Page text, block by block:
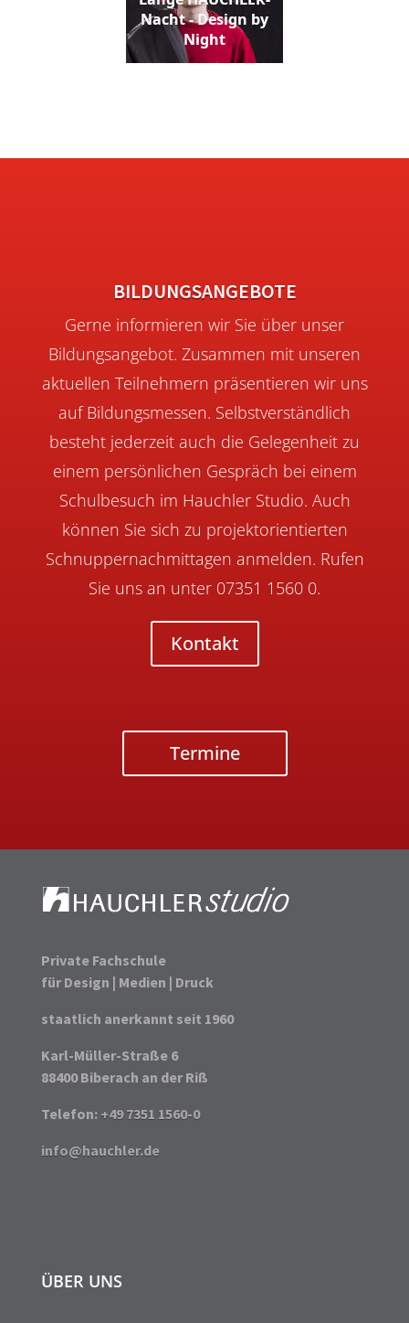
Nacht - Design by
Night
BILDUNGSANGEBOTE
Gerne informieren wir Sie über unser
Bildungsangebot. Zusammen mit unseren
aktuellen Teilnehmern präsentieren wir uns
auf Bildungsmessen. Selbstverständlich
besteht jederzeit auch die Gelegenheit zu
einem persönlichen Gespräch bei einem
Schulbesuch im Hauchler Studio. Auch
können Sie sich zu projektorientierten
Schnuppernachmittagen anmelden. Rufen
Sie uns an unter 07351 1560 0.
Kontakt
Termine
Private Fachschule
für Design | Medien | Druck
staatlich anerkannt seit 1960
Karl-Müller-Straße 6
88400 Biberach an der Riß
Telefon: +49 7351 1560-0
info@hauchler.de
ÜBER UNS